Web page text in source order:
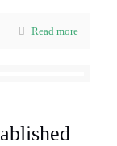
Read more